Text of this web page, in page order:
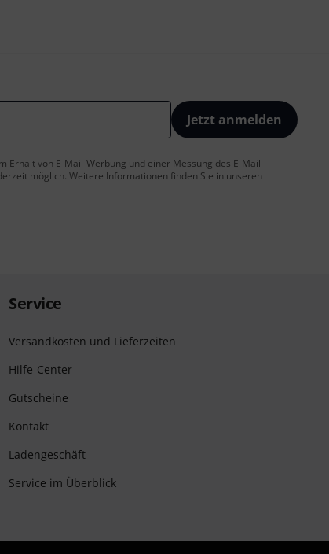
Jetzt anmelden
Erhalt von E-Mail-Werbung und einer Messung des E-Mail-
möglich. Weitere Informationen finden Sie in unseren
Service
Versandkosten und Lieferzeiten
Hilfe-Center
Gutscheine
Kontakt
Ladengeschäft
Service im Überblick